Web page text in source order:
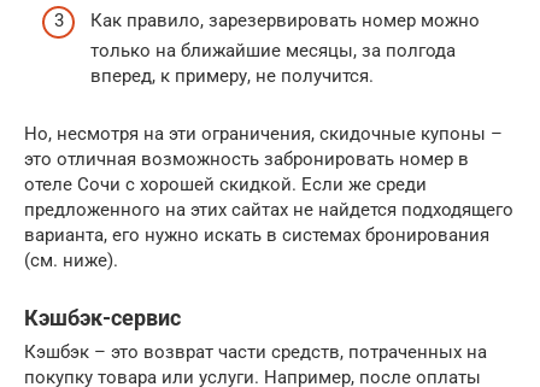
Как правило, зарезервировать номер можно
только на ближайшие месяцы, за полгода
вперед, к примеру, не получится.
Но, несмотря на эти ограничения, скидочные купоны –
это отличная возможность забронировать номер в
отеле Сочи с хорошей скидкой. Если же среди
предложенного на этих сайтах не найдется подходящего
варианта, его нужно искать в системах бронирования
(см. ниже).
Кэшбэк-сервис
Кэшбэк – это возврат части средств, потраченных на
покупку товара или услуги. Например, после оплаты